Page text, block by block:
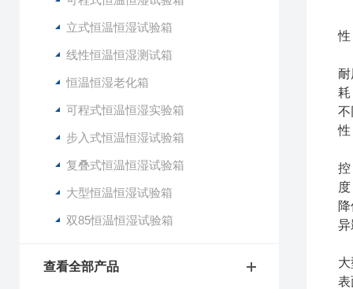
立式恒温恒湿试验箱
线性恒温恒湿测试箱
恒温恒湿老化箱
可程式恒温恒湿实验箱
步入式恒温恒湿试验箱
复叠式恒温恒湿试验箱
大型恒温恒湿试验箱
双85恒温恒湿试验箱
查看全部产品
性
耐
耗
不
性
控
异
表